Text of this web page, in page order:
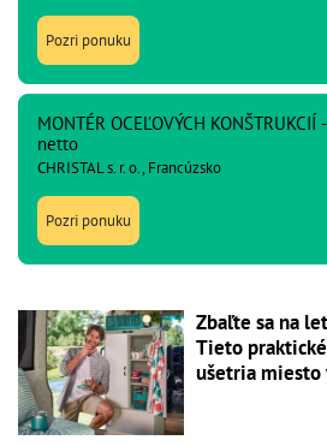
Pozri ponuku
MONTÉR OCEĽOVÝCH
netto
CHRISTAL s. r. o., Francúzsko
Pozri ponuku
Zbaľte sa na
Tieto
ušetria miesto